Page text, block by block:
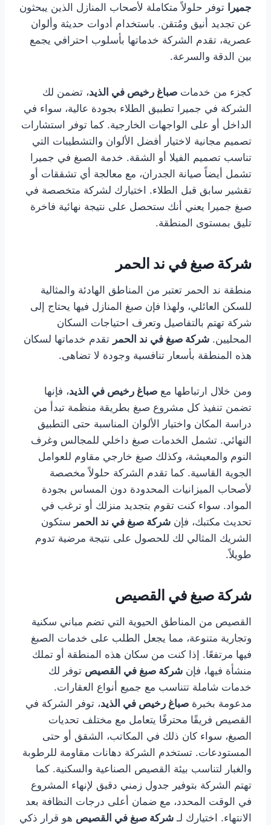
جميرا
توفر حلولاً متكاملة لأصحاب المنازل الذين يبحثون
عن تجديد أنيق ومُتقن. باستخدام أدوات حديثة وألوان
عصرية، تقدم الشركة خدماتها بأسلوب احترافي يجمع
بين الدقة والسرعة.
كجزء من خدمات صباغ رخيص في الذيد، تضمن لك
الشركة في جميرا تطبيق الطلاء بجودة عالية، سواء في
الداخل أو على الواجهات الخارجية. كما توفر استشارات
تصميم مجانية لاختيار أفضل الألوان والتشطيبات التي
تناسب تصميم الفيلا أو الشقة. خدمة الصبغ في جميرا
تشمل أيضاً صيانة الجدران، مع معالجة أي تشققات أو
تقشير سابق قبل الطلاء. اختيارك لشركة متخصصة في
صبغ جميرا يعني أنك ستحصل على نتيجة نهائية فاخرة
تليق بمستوى المنطقة.
شركة صبغ في ند الحمر
منطقة ند الحمر تعتبر من المناطق الهادئة والمثالية
للسكن العائلي، ولهذا فإن صبغ المنازل فيها يحتاج إلى
شركة تهتم بالتفاصيل وتعرف احتياجات السكان
المحليين. شركة صبغ في ند الحمر تقدم خدماتها لسكان
هذه المنطقة بأسعار تنافسية وجودة لا تضاهى.
ومن خلال ارتباطها مع صباغ رخيص في الذيد، فإنها
تضمن تنفيذ كل مشروع صبغ بطريقة منظمة تبدأ من
دراسة المكان واختيار الألوان المناسبة حتى التطبيق
النهائي. تشمل الخدمات صبغ داخلي للمجالس وغرف
النوم والمعيشة، وكذلك صبغ خارجي مقاوم للعوامل
الجوية القاسية. كما تقدم الشركة حلولاً مخصصة
لأصحاب الميزانيات المحدودة دون المساس بجودة
المواد. سواء كنت تقوم بتجديد منزلك أو ترغب في
تحديث مكتبك، فإن شركة صبغ في ند الحمر ستكون
الشريك المثالي لك للحصول على نتيجة مرضية تدوم
طويلاً.
شركة صبغ في القصيص
القصيص من المناطق الحيوية التي تضم مباني سكنية
وتجارية متنوعة، مما يجعل الطلب على خدمات الصبغ
فيها مرتفعًا. إذا كنت من سكان هذه المنطقة أو تملك
منشأة فيها، فإن شركة صبغ في القصيص توفر لك
خدمات شاملة تتناسب مع جميع أنواع العقارات.
مدعومة بخبرة صباغ رخيص في الذيد، توفر الشركة في
القصيص فريقًا محترفًا يتعامل مع مختلف تحديات
الصبغ، سواء كان ذلك في المكاتب، الشقق أو حتى
المستودعات. تستخدم الشركة دهانات مقاومة للرطوبة
والغبار لتناسب بيئة القصيص الصناعية والسكنية. كما
تهتم الشركة بتوفير جدول زمني دقيق لإنهاء المشروع
في الوقت المحدد، مع ضمان أعلى درجات النظافة بعد
الانتهاء. اختيارك لـ شركة صبغ في القصيص هو قرار ذكي